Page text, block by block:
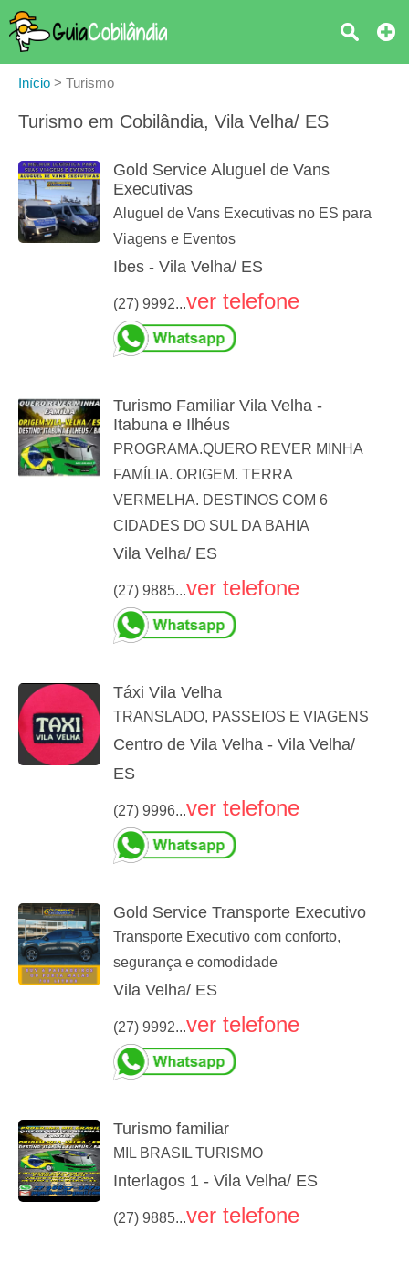
Início > Turismo
Turismo em Cobilândia, Vila Velha/ ES
Gold Service Aluguel de Vans
Executivas
Aluguel de Vans Executivas no ES para
Viagens e Eventos
Ibes - Vila Velha/ ES
(27) 9992...ver telefone
Turismo Familiar Vila Velha -
Itabuna e Ilhéus
PROGRAMA.QUERO REVER MINHA
FAMÍLIA. ORIGEM. TERRA
VERMELHA. DESTINOS COM 6
CIDADES DO SUL DA BAHIA
Vila Velha/ ES
(27) 9885...ver telefone
Táxi Vila Velha
TRANSLADO, PASSEIOS E VIAGENS
Centro de Vila Velha - Vila Velha/
ES
(27) 9996...ver telefone
Gold Service Transporte Executivo
Transporte Executivo com conforto,
segurança e comodidade
Vila Velha/ ES
(27) 9992...ver telefone
Turismo familiar
MIL BRASIL TURISMO
Interlagos 1 - Vila Velha/ ES
(27) 9885...ver telefone